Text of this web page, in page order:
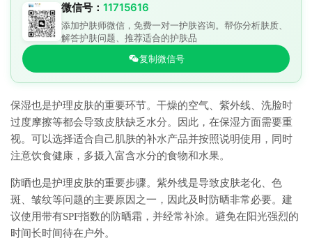
微信号： 11715616
添加护肤师微信，免费一对一护肤咨询。帮你分析肤质、
解答护肤问题、推荐适合的护肤品
复制微信号
保湿也是护理皮肤的重要环节。干燥的空气、紫外线、洗脸时
过度摩擦等都会导致皮肤缺乏水分。因此，在保湿方面需要重
视。可以选择适合自己肌肤的补水产品并按照说明使用，同时
注意饮食健康，多摄入富含水分的食物和水果。
防晒也是护理皮肤的重要步骤。紫外线是导致皮肤老化、色
斑、皱纹等问题的主要原因之一，因此及时防晒非常必要。建
议使用带有SPF指数的防晒霜，并经常补涂。避免在阳光强烈的
时间长时间待在户外。